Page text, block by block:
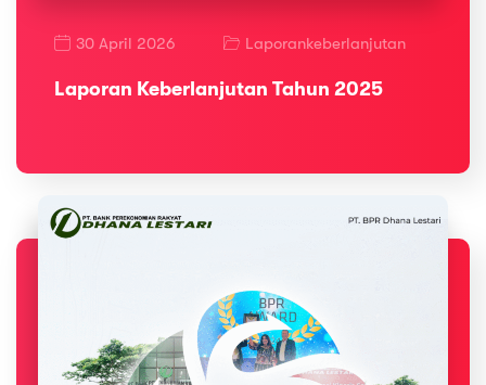
30 April 2026 Laporankeberlanjutan
Laporan Keberlanjutan Tahun 2025